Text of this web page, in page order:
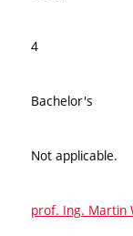
4
Bachelor's
Not applicable.
prof. Ing. Martin